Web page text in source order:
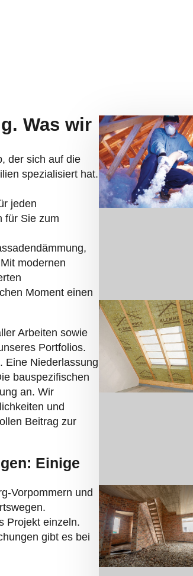
Was wir
der sich auf die
spezialisiert hat.
jeden
für Sie zum
modernen
Moment einen
Arbeiten sowie
Portfolios.
Eine Niederlassung
bauspezifischen
an. Wir
und
Beitrag zur
Einige
Vorpommern und
Projekt einzeln.
gibt es bei